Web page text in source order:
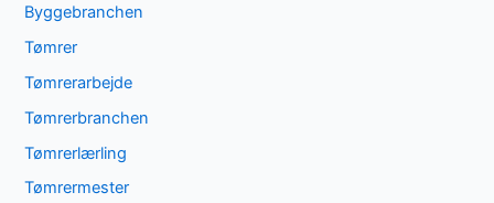
Byggebranchen
Tømrer
Tømrerarbejde
Tømrerbranchen
Tømrerlærling
Tømrermester